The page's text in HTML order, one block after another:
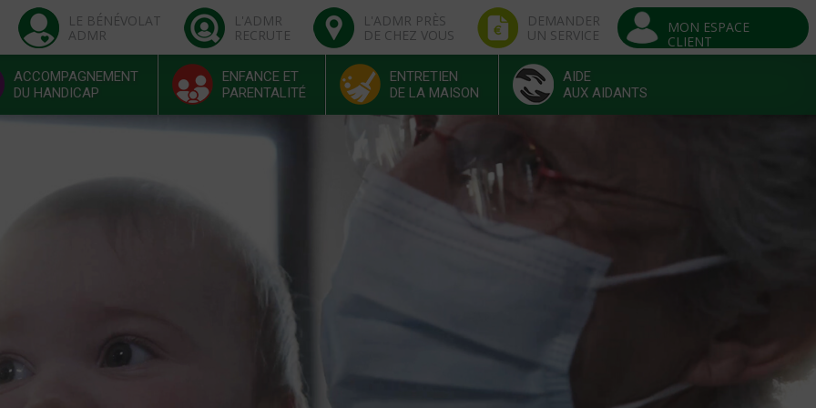
LE BÉNÉVOLAT
ADMR
L'ADMR
RECRUTE
L'ADMR PRÈS
DE CHEZ VOUS
DEMANDER
UN SERVICE
MON ESPACE
CLIENT
ACCOMPAGNEMENT
DU HANDICAP
ENFANCE ET
PARENTALITÉ
ENTRETIEN
DE LA MAISON
AIDE
AUX AIDANTS